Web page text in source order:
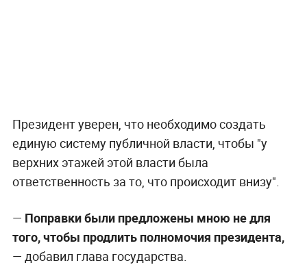
Президент уверен, что необходимо создать
единую систему публичной власти, чтобы "у
верхних этажей этой власти была
ответственность за то, что происходит внизу".
— Поправки были предложены мною не для
того, чтобы продлить полномочия президента,
— добавил глава государства.